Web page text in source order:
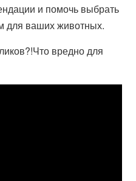
и помочь выбрать
для ваших животных.
вредно для